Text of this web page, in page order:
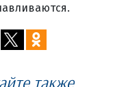
также